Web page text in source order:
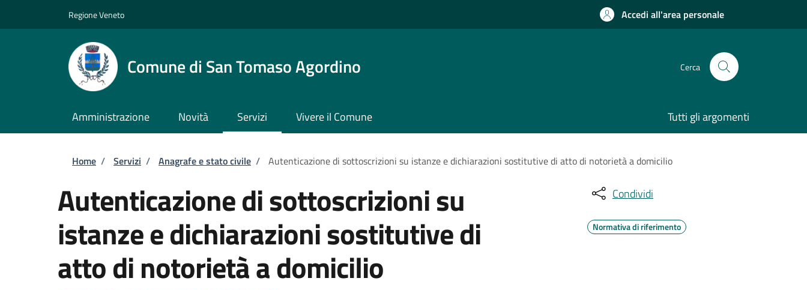
Regione Veneto Accedi all'area personale
Comune di San Tomaso Agordino Cerca
Amministrazione Novità Servizi Vivere il Comune Tutti gli argomenti
Briciole di pane
Home / Servizi / Anagrafe e stato civile / Autenticazione di sottoscrizioni su istanze e dichiarazioni sostitutive di atto di notorietà a domicilio
Autenticazione di sottoscrizioni su
istanze e dichiarazioni sostitutive di
atto di notorietà a domicilio
Condividi
Normativa di riferimento